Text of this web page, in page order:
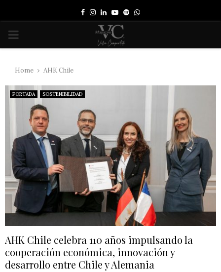
Facebook
Instagram
LinkedinYoutube
SpotifyWhatsapp
PRIMARY
Home AHK Chile
PORTADA SOSTENIBILIDAD
AHK Chile celebra 110 años impulsando la
cooperación económica, innovación y
desarrollo entre Chile y Alemania